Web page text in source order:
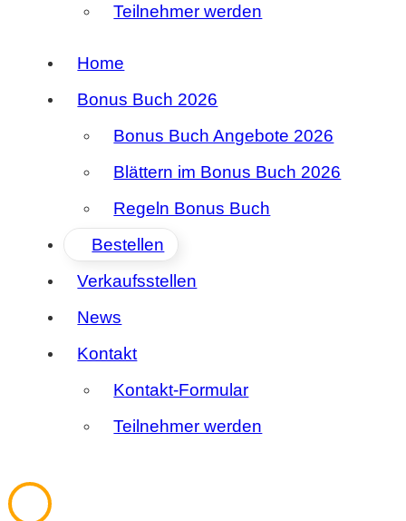
Teilnehmer werden
Home
Bonus Buch 2026
Bonus Buch Angebote 2026
Blättern im Bonus Buch 2026
Regeln Bonus Buch
Bestellen
Verkaufsstellen
News
Kontakt
Kontakt-Formular
Teilnehmer werden